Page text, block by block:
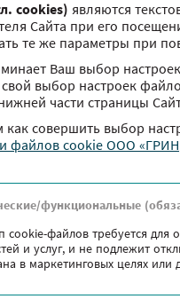
cookies) являются
Сайта при его
те же параметры при
Ваш выбор
выбор настроек
части страницы
как совершить выбор
файлов cookie ООО
функциональные
cookie-файлов требуется для
и услуг, и не подлежит
в маркетинговых целях